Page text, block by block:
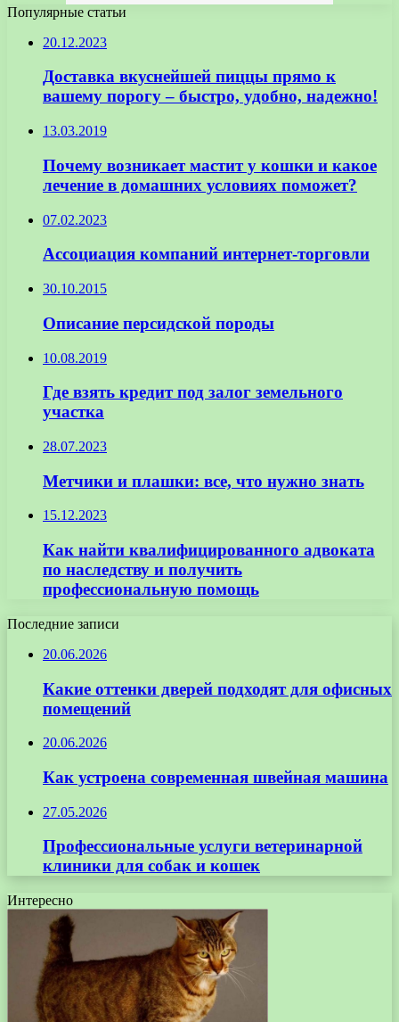
Популярные статьи
20.12.2023
Доставка вкуснейшей пиццы прямо к
вашему порогу – быстро, удобно, надежно!
13.03.2019
Почему возникает мастит у кошки и какое
лечение в домашних условиях поможет?
07.02.2023
Ассоциация компаний интернет-торговли
30.10.2015
Описание персидской породы
10.08.2019
Где взять кредит под залог земельного
участка
28.07.2023
Метчики и плашки: все, что нужно знать
15.12.2023
Как найти квалифицированного адвоката
по наследству и получить
профессиональную помощь
Последние записи
20.06.2026
Какие оттенки дверей подходят для офисных
помещений
20.06.2026
Как устроена современная швейная машина
27.05.2026
Профессиональные услуги ветеринарной
клиники для собак и кошек
Интересно